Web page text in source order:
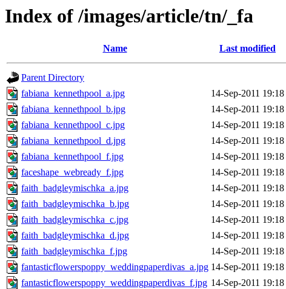
Index of /images/article/tn/_fa
Name Last modified
Parent Directory
fabiana_kennethpool_a.jpg
14-Sep-2011 19:18
fabiana_kennethpool_b.jpg
14-Sep-2011 19:18
fabiana_kennethpool_c.jpg
14-Sep-2011 19:18
fabiana_kennethpool_d.jpg
14-Sep-2011 19:18
fabiana_kennethpool_f.jpg
14-Sep-2011 19:18
faceshape_webready_f.jpg
14-Sep-2011 19:18
faith_badgleymischka_a.jpg
14-Sep-2011 19:18
faith_badgleymischka_b.jpg
14-Sep-2011 19:18
faith_badgleymischka_c.jpg
14-Sep-2011 19:18
faith_badgleymischka_d.jpg
14-Sep-2011 19:18
faith_badgleymischka_f.jpg
14-Sep-2011 19:18
fantasticflowerspoppy_weddingpaperdivas_a.jpg 14-Sep-2011 19:18
fantasticflowerspoppy_weddingpaperdivas_f.jpg 14-Sep-2011 19:18